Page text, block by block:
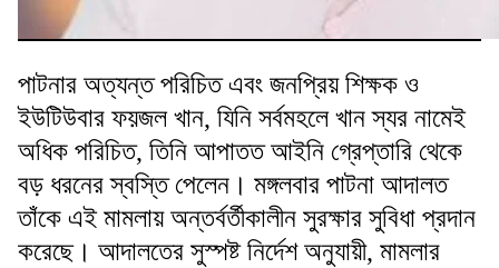
পাটনার অত্যন্ত পরিচিত এবং জনপ্রিয় শিক্ষক ও
ইউটিউবার ফয়জল খান, যিনি সর্বমহলে খান স্যর নামেই
অধিক পরিচিত, তিনি আপাতত আইনি গ্রেপ্তারি থেকে
বড় ধরনের স্বস্তি পেলেন। মঙ্গলবার পাটনা আদালত
তাঁকে এই মামলায় অন্তর্বর্তীকালীন সুরক্ষার সুবিধা প্রদান
করেছে। আদালতের সুস্পষ্ট নির্দেশ অনুযায়ী, মামলার